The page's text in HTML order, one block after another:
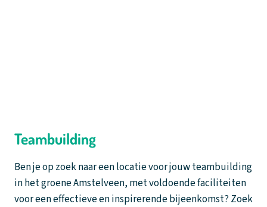
Teambuilding
Ben je op zoek naar een locatie voor jouw teambuilding
in het groene Amstelveen, met voldoende faciliteiten
voor een effectieve en inspirerende bijeenkomst? Zoek